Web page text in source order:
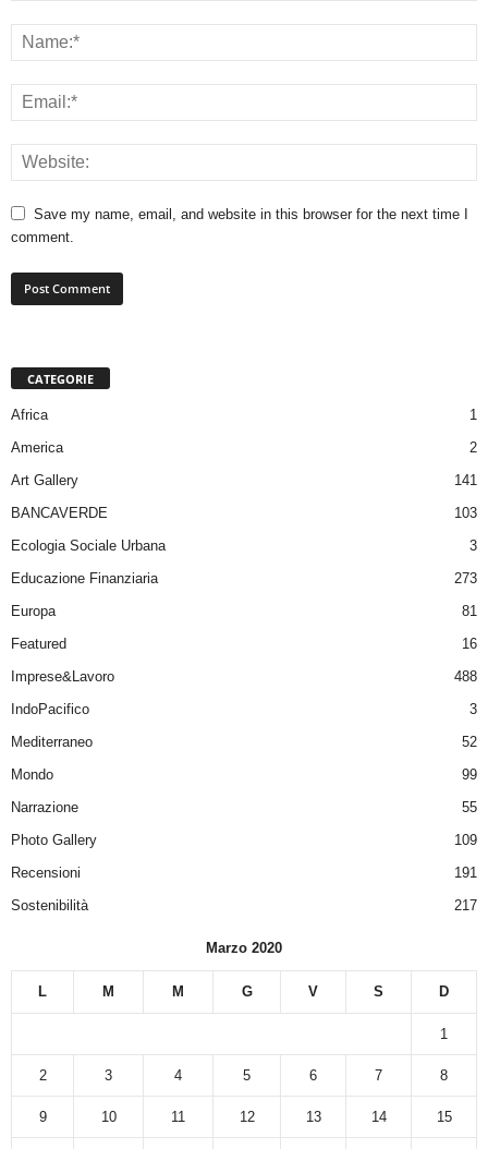
Save my name, email, and website in this browser for the next time I
comment.
CATEGORIE
Africa
1
America
2
Art Gallery
141
BANCAVERDE
103
Ecologia Sociale Urbana
3
Educazione Finanziaria
273
Europa
81
Featured
16
Imprese&Lavoro
488
IndoPacifico
3
Mediterraneo
52
Mondo
99
Narrazione
55
Photo Gallery
109
Recensioni
191
Sostenibilità
217
Marzo 2020
L M M G V S D
1
2 3 4 5 6 7 8
9 10 11 12 13 14 15